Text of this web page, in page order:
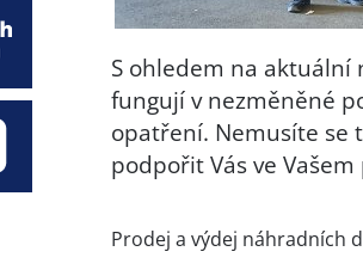
S ohledem na aktuální
fungují v nezměněné
opatření. Nemusíte se
podpořit Vás ve
Prodej a výdej náhradních